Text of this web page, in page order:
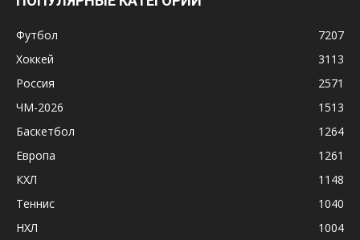
Футбол
7207
Хоккей
3113
Россия
2571
ЧМ-2026
1513
Баскетбол
1264
Европа
1261
КХЛ
1148
Теннис
1040
НХЛ
1004